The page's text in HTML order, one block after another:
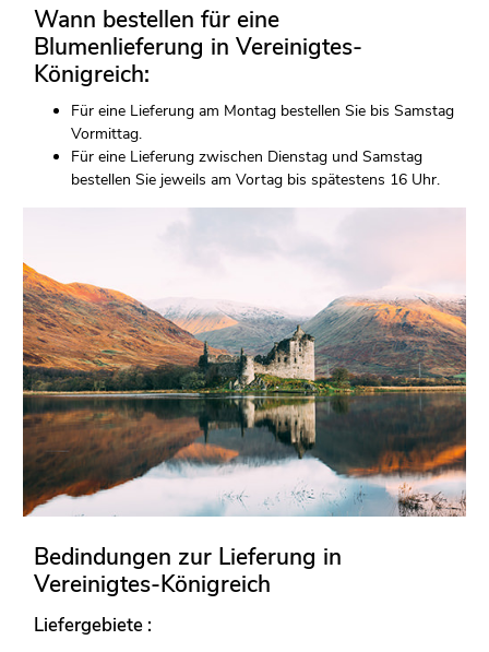
Wann bestellen für eine
Blumenlieferung in Vereinigtes-
Königreich:
Für eine Lieferung am Montag bestellen Sie bis Samstag
Vormittag.
Für eine Lieferung zwischen Dienstag und Samstag
bestellen Sie jeweils am Vortag bis spätestens 16 Uhr.
Bedindungen zur Lieferung in
Vereinigtes-Königreich
Liefergebiete :